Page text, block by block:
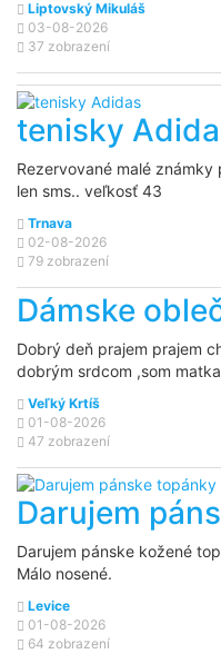
Liptovský Mikuláš
03-08-2026
37 zobrazení
tenisky
Rezervované malé známky
len sms.. veľkosť 43
Trnava
02-08-2026
79 zobrazení
Dámske
Dobrý deň prajem prajem
dobrým srdcom ,som
Veľký Krtíš
01-08-2026
47 zobrazení
Darujem
Darujem pánske kožené
Málo nosené.
Levice
01-08-2026
64 zobrazení